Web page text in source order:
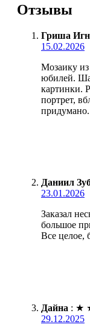
Отзывы
Гриша
15.02.2026
Мозаику из
юбилей.
картинки.
портрет,
придумано.
Даниил
23.01.2026
Заказал
большое
Все целое,
Дайна : ★
29.12.2025